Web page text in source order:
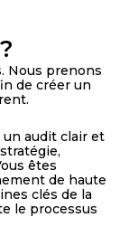
Nous prenons
de créer un
audit clair et
êtes
de haute
clés de la
le processus